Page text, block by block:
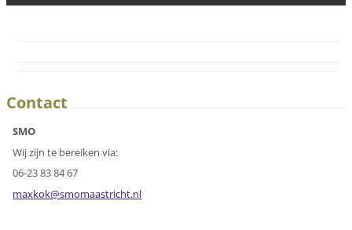
Contact
SMO
Wij zijn te bereiken via:
06-23 83 84 67
maxkok@smomaastricht.nl